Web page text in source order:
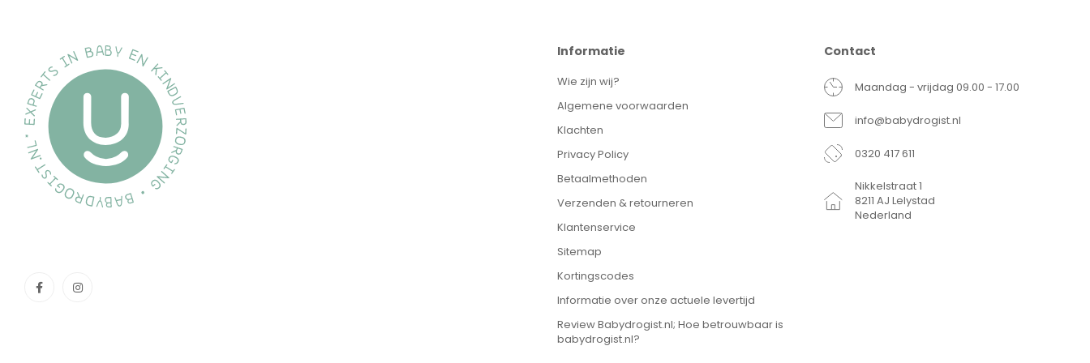
Informatie
Wie zijn wij?
Algemene voorwaarden
Klachten
Privacy Policy
Betaalmethoden
Verzenden & retourneren
Klantenservice
Sitemap
Kortingscodes
Informatie over onze actuele levertijd
Review Babydrogist.nl; Hoe betrouwbaar is
babydrogist.nl?
Contact
Maandag - vrijdag 09.00 - 17.00
info@babydrogist.nl
0320 417 611
Nikkelstraat 1
8211 AJ Lelystad
Nederland